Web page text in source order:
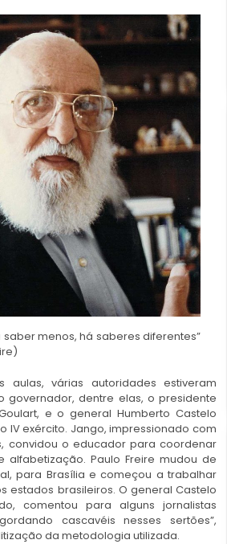
saber menos, há saberes diferentes”
aulas, várias autoridades estiveram
governador, dentre elas, o presidente
e o general Humberto Castelo
IV exército. Jango, impressionado com
convidou o educador para coordenar
Paulo Freire mudou de
para Brasília e começou a trabalhar
estados brasileiros. O general Castelo
comentou para alguns jornalistas
cascavéis nesses sertões”,
da metodologia utilizada.